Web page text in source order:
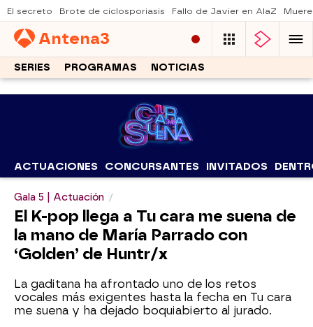
El secreto Brote de ciclosporiasis Fallo de Javier en AlaZ
Antena3
SERIES PROGRAMAS NOTICIAS
ACTUACIONES CONCURSANTES INVITADOS
Gala 5 | Actuación
El K-pop llega a Tu cara me suena de
la mano de María Parrado con
‘Golden’ de Huntr/x
La gaditana ha afrontado uno de los retos
vocales más exigentes hasta la fecha en Tu cara
me suena y ha dejado boquiabierto al jurado.